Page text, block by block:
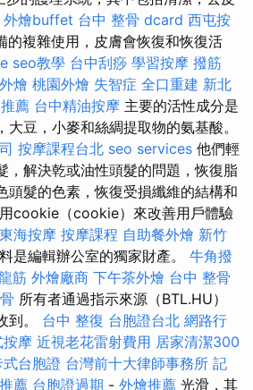
外燴buffet 台中 整骨 dcard 西屯按
的複雜使用，皮膚會恢復和恢復活
seo教學 台中刮痧 學習按摩 撥筋
燴 桃園外燴 失智症 全口重建 新北
薦 台中精油按摩 主要的活性成分是
豆，小麥和絲綢提取物的氨基酸。
按摩課程台北 seo services 他們輕
，解決乾或油性頭髮的問題，恢復脂
頭髮的色素，恢復受損纖維的結構和
cookie（cookie）來改善用戶體驗
東海按摩 按摩課程 自助餐外燴 新竹
是編輯辦公室的獨家財產。 牛角撥
筋 外燴廠商 下午茶外燴 台中 整骨
所有者通過指示來源（BTL.HU）
到。 台中 整復 台胞證台北 網路行
按摩 近視老花雷射費用 居家清潔300
式台胞證 台灣前十大律師事務所 記
薦 台胞證過期 - 外燴推薦 光滑，其